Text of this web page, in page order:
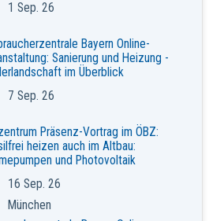
1 Sep. 26
Bayern Online-
Sanierung und Heizung -
im Überblick
7 Sep. 26
Präsenz-Vortrag im ÖBZ:
heizen auch im Altbau:
und Photovoltaik
16 Sep. 26
München